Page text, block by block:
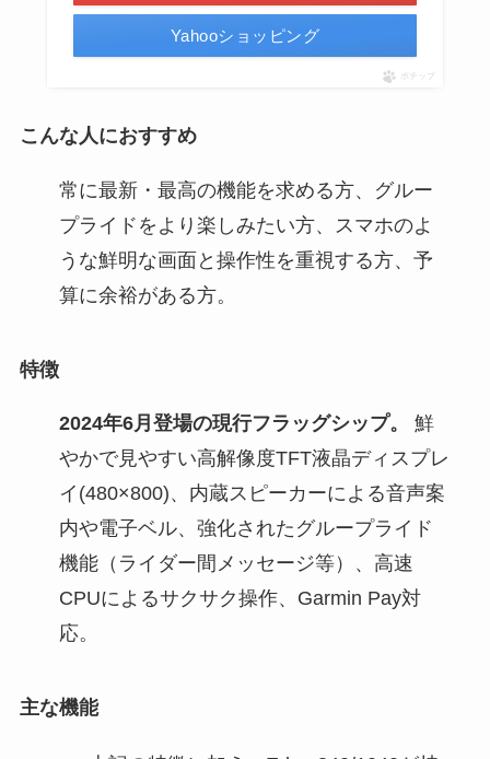
Yahooショッピング
ポチップ
こんな人におすすめ
常に最新・最高の機能を求める方、グルー
プライドをより楽しみたい方、スマホのよ
うな鮮明な画面と操作性を重視する方、予
算に余裕がある方。
特徴
2024年6月登場の現行フラッグシップ。
鮮
やかで見やすい高解像度TFT液晶ディスプレ
イ(480×800)、内蔵スピーカーによる音声案
内や電子ベル、強化されたグループライド
機能（ライダー間メッセージ等）、高速
CPUによるサクサク操作、Garmin Pay対
応。
主な機能